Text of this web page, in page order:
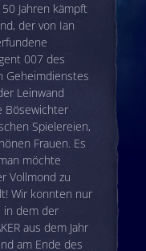
Jahren kämpft
der von Ian
007 des
Geheimdienstes
Leinwand
Bösewichter
Spielereien,
Frauen. Es
möchte
Vollmond zu
Wir konnten nur
in dem der
aus dem Jahr
am Ende des